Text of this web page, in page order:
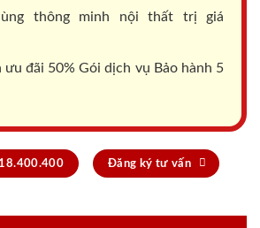
thông minh nội thất trị giá
ưu đãi 50% Gói dịch vụ Bảo hành 5
Đăng ký tư vấn